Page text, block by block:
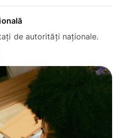
de autorități naționale.